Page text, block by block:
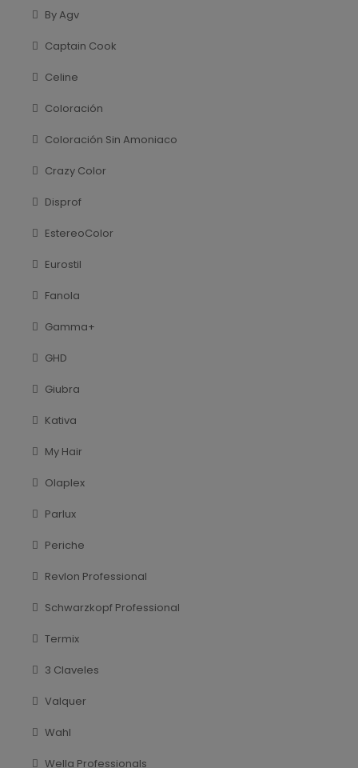
By Agv
Captain Cook
Celine
Coloración
Coloración Sin Amoniaco
Crazy Color
Disprof
EstereoColor
Eurostil
Fanola
Gamma+
GHD
Giubra
Kativa
My Hair
Olaplex
Parlux
Periche
Revlon Professional
Schwarzkopf Professional
Termix
3 Claveles
Valquer
Wahl
Wella Professionals